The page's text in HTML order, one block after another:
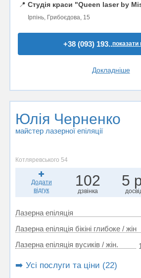
📍 Студія краси "Queen laser by
Ірпінь, Грибоєдова, 15
+38 (093) 193..показати
Докладніше
Юлія Черненко
майстер лазерної епіляції
Котляревського 54
Додати
відгук
102
дзвінка
5
Лазерна епіляція
Лазерна епіляція бікіні глибоке / жін
Лазерна епіляція вусиків / жін.
➡️ Усі послуги та ціни (22)